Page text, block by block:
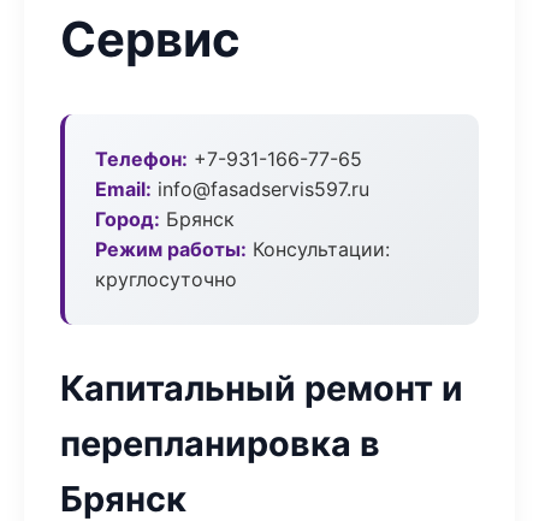
Сервис
Телефон: +7-931-166-77-65
Email: info@fasadservis597.ru
Город: Брянск
Режим работы: Консультации:
круглосуточно
Капитальный ремонт и
перепланировка в
Брянск